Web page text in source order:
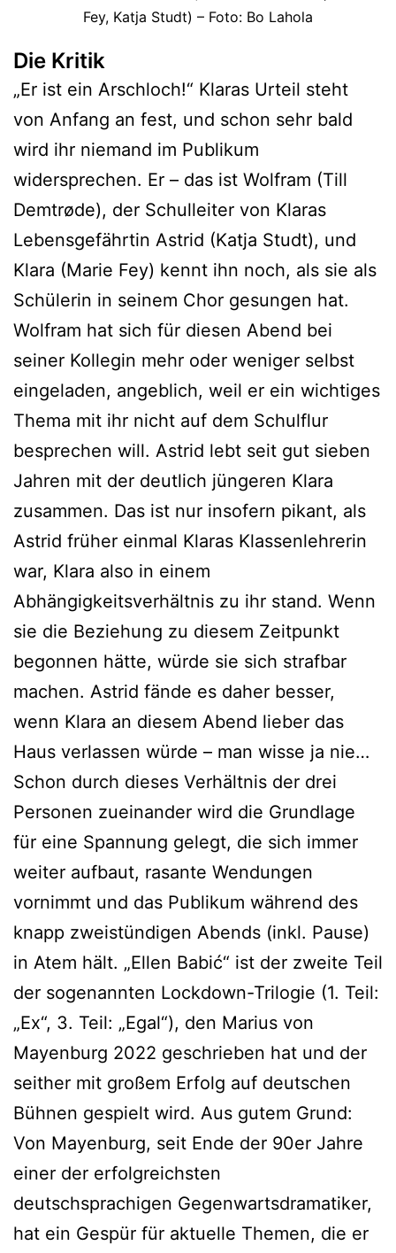
Fey, Katja Studt) – Foto: Bo Lahola
Die Kritik
„Er ist ein Arschloch!“ Klaras Urteil steht
von Anfang an fest, und schon sehr bald
wird ihr niemand im Publikum
widersprechen. Er – das ist Wolfram (Till
Demtrøde), der Schulleiter von Klaras
Lebensgefährtin Astrid (Katja Studt), und
Klara (Marie Fey) kennt ihn noch, als sie als
Schülerin in seinem Chor gesungen hat.
Wolfram hat sich für diesen Abend bei
seiner Kollegin mehr oder weniger selbst
eingeladen, angeblich, weil er ein wichtiges
Thema mit ihr nicht auf dem Schulflur
besprechen will. Astrid lebt seit gut sieben
Jahren mit der deutlich jüngeren Klara
zusammen. Das ist nur insofern pikant, als
Astrid früher einmal Klaras Klassenlehrerin
war, Klara also in einem
Abhängigkeitsverhältnis zu ihr stand. Wenn
sie die Beziehung zu diesem Zeitpunkt
begonnen hätte, würde sie sich strafbar
machen. Astrid fände es daher besser,
wenn Klara an diesem Abend lieber das
Haus verlassen würde – man wisse ja nie…
Schon durch dieses Verhältnis der drei
Personen zueinander wird die Grundlage
für eine Spannung gelegt, die sich immer
weiter aufbaut, rasante Wendungen
vornimmt und das Publikum während des
knapp zweistündigen Abends (inkl. Pause)
in Atem hält. „Ellen Babić“ ist der zweite Teil
der sogenannten Lockdown-Trilogie (1. Teil:
„Ex“, 3. Teil: „Egal“), den Marius von
Mayenburg 2022 geschrieben hat und der
seither mit großem Erfolg auf deutschen
Bühnen gespielt wird. Aus gutem Grund:
Von Mayenburg, seit Ende der 90er Jahre
einer der erfolgreichsten
deutschsprachigen Gegenwartsdramatiker,
hat ein Gespür für aktuelle Themen, die er